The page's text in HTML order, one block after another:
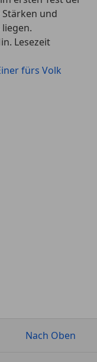
und
Lesezeit
fürs Volk
Nach Oben